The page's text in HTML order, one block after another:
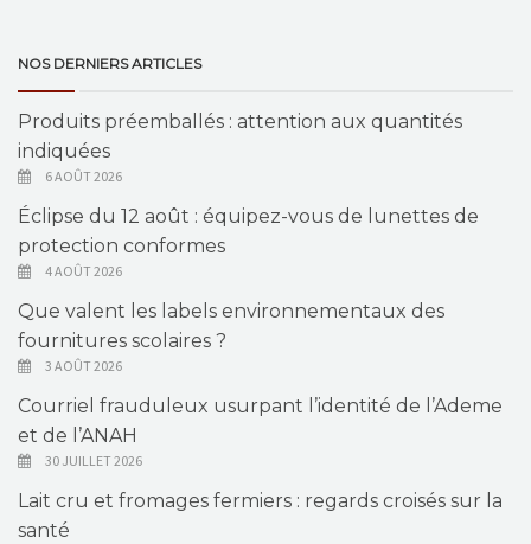
NOS DERNIERS ARTICLES
Produits préemballés : attention aux quantités
indiquées
6 AOÛT 2026
Éclipse du 12 août : équipez-vous de lunettes de
protection conformes
4 AOÛT 2026
Que valent les labels environnementaux des
fournitures scolaires ?
3 AOÛT 2026
Courriel frauduleux usurpant l’identité de l’Ademe
et de l’ANAH
30 JUILLET 2026
Lait cru et fromages fermiers : regards croisés sur la
santé